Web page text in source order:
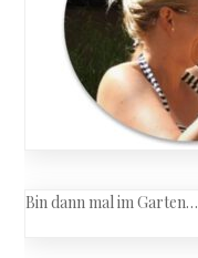
Bin dann mal im Garten…